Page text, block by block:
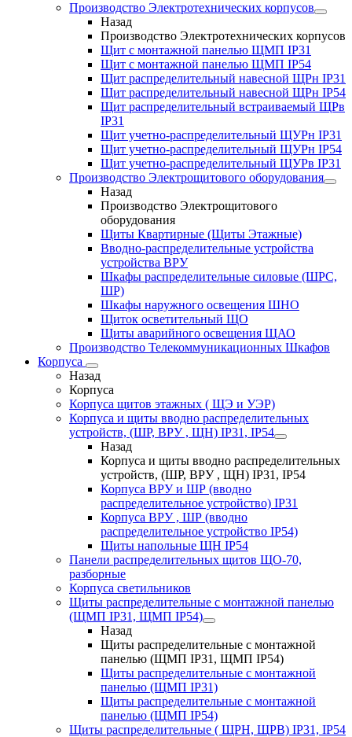
Производство Электротехнических корпусов
Назад
Производство Электротехнических корпусов
Щит с монтажной панелью ЩМП IP31
Щит с монтажной панелью ЩМП IP54
Щит распределительный навесной ЩРн IP31
Щит распределительный навесной ЩРн IP54
Щит распределительный встраиваемый ЩРв
IP31
Щит учетно-распределительный ЩУРн IP31
Щит учетно-распределительный ЩУРн IP54
Щит учетно-распределительный ЩУРв IP31
Производство Электрощитового оборудования
Назад
Производство Электрощитового
оборудования
Щиты Квартирные (Щиты Этажные)
Вводно-распределительные устройства
устройства ВРУ
Шкафы распределительные силовые (ШРС,
ШР)
Шкафы наружного освещения ШНО
Щиток осветительный ЩО
Щиты аварийного освещения ЩАО
Производство Телекоммуникационных Шкафов
Корпуса
Назад
Корпуса
Корпуса щитов этажных ( ЩЭ и УЭР)
Корпуса и щиты вводно распределительных
устройств, (ШР, ВРУ , ЩН) IP31, IP54
Назад
Корпуса и щиты вводно распределительных
устройств, (ШР, ВРУ , ЩН) IP31, IP54
Корпуса ВРУ и ШР (вводно
распределительное устройство) IP31
Корпуса ВРУ , ШР (вводно
распределительное устройство IP54)
Щиты напольные ЩН IP54
Панели распределительных щитов ЩО-70,
разборные
Корпуса светильников
Щиты распределительные с монтажной панелью
(ЩМП IP31, ЩМП IP54)
Назад
Щиты распределительные с монтажной
панелью (ЩМП IP31, ЩМП IP54)
Щиты распределительные с монтажной
панелью (ЩМП IP31)
Щиты распределительные с монтажной
панелью (ЩМП IP54)
Щиты распределительные ( ЩРН, ЩРВ) IP31, IP54